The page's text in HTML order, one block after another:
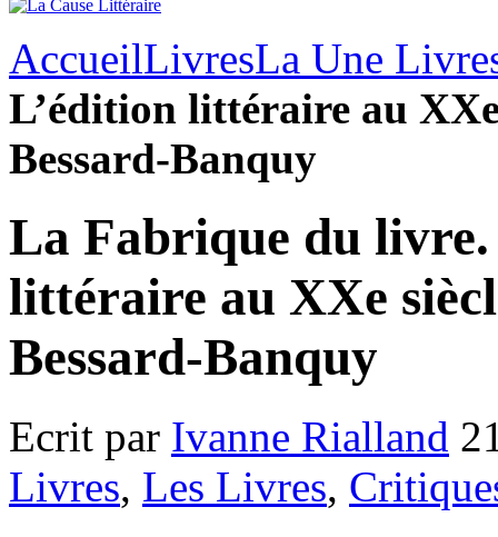
AccueilLivresLa Une
L’édition littéraire au
Bessard-Banquy
La Fabrique du livre.
littéraire au XXe
Bessard-Banquy
Ecrit par Ivanne Rialland
Livres, Les Livres,